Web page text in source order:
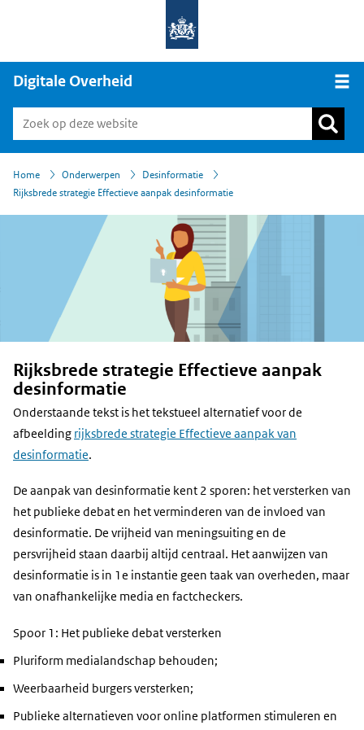
Digitale Overheid
Home
› Onderwerpen
› Desinformatie
›
Rijksbrede strategie Effectieve aanpak desinformatie
Rijksbrede strategie Effectieve aanpak
desinformatie
Onderstaande tekst is het tekstueel alternatief voor de
afbeelding rijksbrede strategie Effectieve aanpak van
desinformatie.
De aanpak van desinformatie kent 2 sporen: het versterken van
het publieke debat en het verminderen van de invloed van
desinformatie. De vrijheid van meningsuiting en de
persvrijheid staan daarbij altijd centraal. Het aanwijzen van
desinformatie is in 1e instantie geen taak van overheden, maar
van onafhankelijke media en factcheckers.
Spoor 1: Het publieke debat versterken
Pluriform medialandschap behouden;
Weerbaarheid burgers versterken;
Publieke alternatieven voor online platformen stimuleren en